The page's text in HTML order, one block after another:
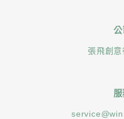
公
張飛創